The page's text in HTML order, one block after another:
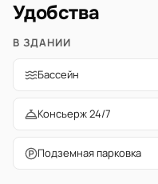
Удобства
В ЗДАНИИ
Бассейн
Консьерж 24/7
Подземная парковка